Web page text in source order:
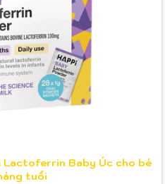
Baby Úc cho bé
tuổi